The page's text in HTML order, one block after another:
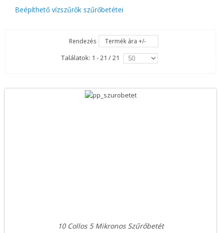
Beépíthető vízszűrők szűrőbetétei
Rendezés Termék ára +/-
Találatok: 1 - 21 / 21
10 Collos 5 Mikronos Szűrőbetét